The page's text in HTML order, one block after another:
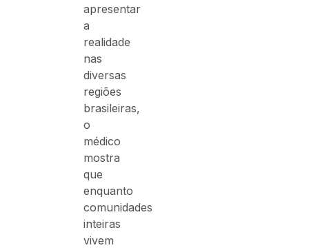
apresentar
a
realidade
nas
diversas
regiões
brasileiras,
o
médico
mostra
que
enquanto
comunidades
inteiras
vivem